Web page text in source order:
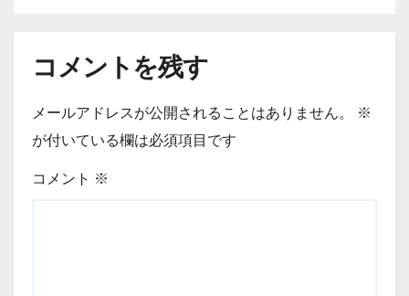
コメントを残す
メールアドレスが公開されることはありません。
※
が付いている欄は必須項目です
コメント ※